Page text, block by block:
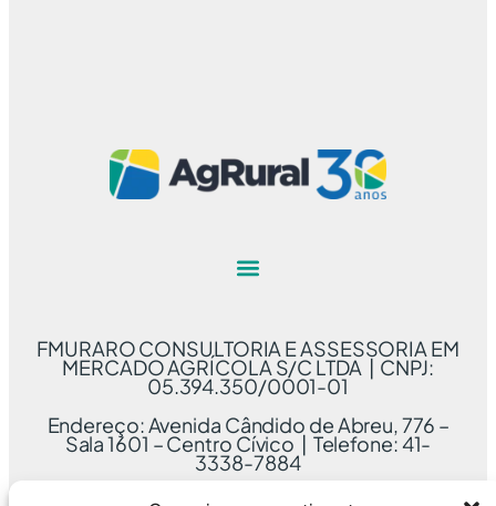
FMURARO CONSULTORIA E ASSESSORIA EM
MERCADO AGRÍCOLA S/C LTDA | CNPJ:
05.394.350/0001-01
Endereço: Avenida Cândido de Abreu, 776 –
Sala 1601 – Centro Cívico | Telefone: 41-
3338-7884